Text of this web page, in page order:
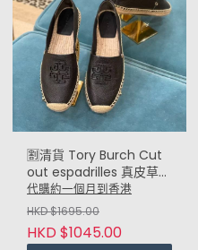
🈹️清貨 Tory Burch Cut
out espadrilles 真皮草鞋
(黑 Black)
代購約一個月到香港
HKD $1695.00
HKD $1045.00